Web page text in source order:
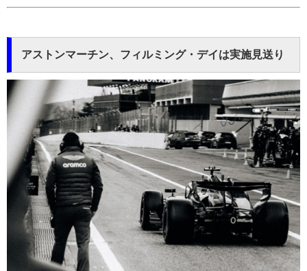
アストンマーチン、フィルミング・デイは実施見送り